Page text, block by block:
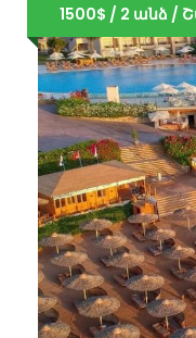
1500$ / 2 անձ /